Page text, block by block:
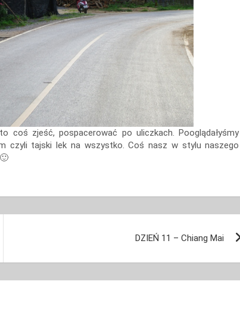
coś zjeść, pospacerować po uliczkach. Pooglądałyśmy
czyli tajski lek na wszystko. Coś nasz w stylu naszego
DZIEŃ 11 – Chiang Mai